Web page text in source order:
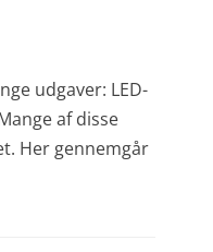
udgaver: LED-
af disse
Her gennemgår